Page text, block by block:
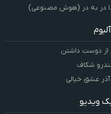
در به در (هوش مصنوعی)
از دوست داشتن
شکاف
آذر عشق خیالی
ویدیو